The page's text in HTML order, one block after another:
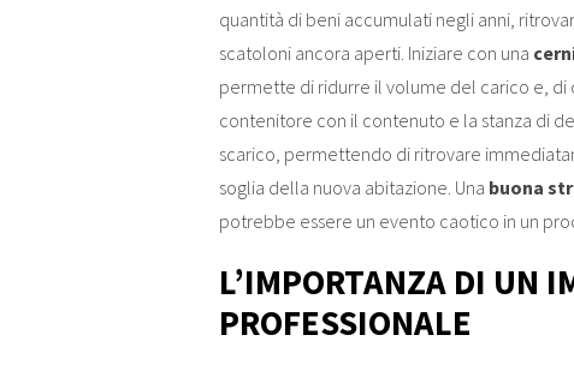
quantità di beni accumulati negli anni,
scatoloni ancora aperti. Iniziare con una
permette di ridurre il volume del carico e, di
contenitore con il contenuto e la stanza di
scarico, permettendo di ritrovare
soglia della nuova abitazione. Una buona
potrebbe essere un evento caotico in un
L’IMPORTANZA DI UN
PROFESSIONALE